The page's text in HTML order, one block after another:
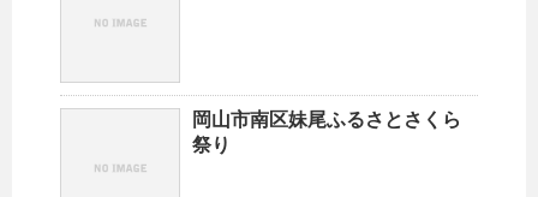
岡山市南区妹尾ふるさとさくら
祭り